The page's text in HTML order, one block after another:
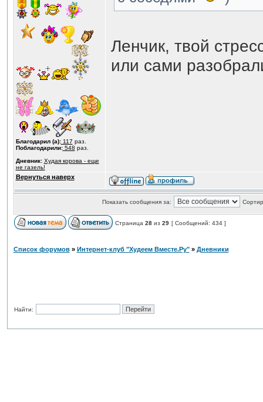
Благодарил (а):117 раз.
Поблагодарили:548 раз.
Дневник: Худая корова - еще
не газель!
Ленчик, твой
или сами
Вернуться наверх
Показать сообщения за:
Страница 28из 29 [ Сообщений: 434 ]
Список форумов» Интернет-клуб "Худеем Вместе.Ру"» Дневники
Найти: